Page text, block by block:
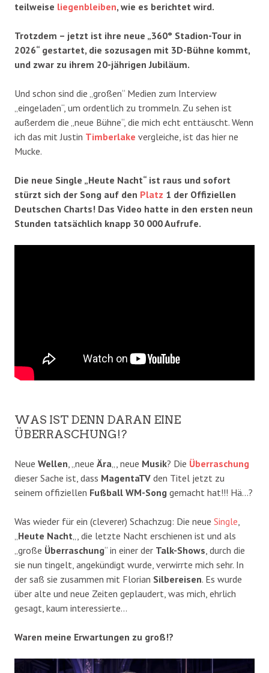
teilweise liegenbleiben, wie es berichtet wird.
Trotzdem – jetzt ist ihre neue „360° Stadion-Tour in
2026“ gestartet, die sozusagen mit 3D-Bühne kommt,
und zwar zu ihrem 20-jährigen Jubiläum.
Und schon sind die „großen“ Medien zum Interview
„eingeladen“, um ordentlich zu trommeln. Zu sehen ist
außerdem die „neue Bühne“, die mich echt enttäuscht. Wenn
ich das mit Justin Timberlake vergleiche, ist das hier ne
Mucke.
Die neue Single „Heute Nacht“ ist raus und sofort
stürzt sich der Song auf den Platz 1 der Offiziellen
Deutschen Charts! Das Video hatte in den ersten neun
Stunden tatsächlich knapp 30 000 Aufrufe.
WAS IST DENN DARAN EINE
ÜBERRASCHUNG!?
Neue Wellen, „neue Ära„, neue Musik? Die Überraschung
dieser Sache ist, dass MagentaTV den Titel jetzt zu
seinem offiziellen Fußball WM-Song gemacht hat!!! Hä…?
Was wieder für ein (cleverer) Schachzug: Die neue Single,
„Heute Nacht„, die letzte Nacht erschienen ist und als
„große Überraschung“ in einer der Talk-Shows, durch die
sie nun tingelt, angekündigt wurde, verwirrte mich sehr. In
der saß sie zusammen mit Florian Silbereisen. Es wurde
über alte und neue Zeiten geplaudert, was mich, ehrlich
gesagt, kaum interessierte…
Waren meine Erwartungen zu groß!?